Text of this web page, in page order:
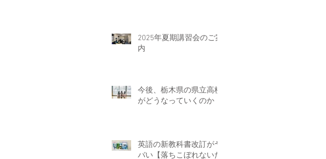
2025年夏期講習会のご案
内
今後、栃木県の県立高校
がどうなっていくのか
英語の新教科書改訂がヤ
バい【落ちこぼれないた